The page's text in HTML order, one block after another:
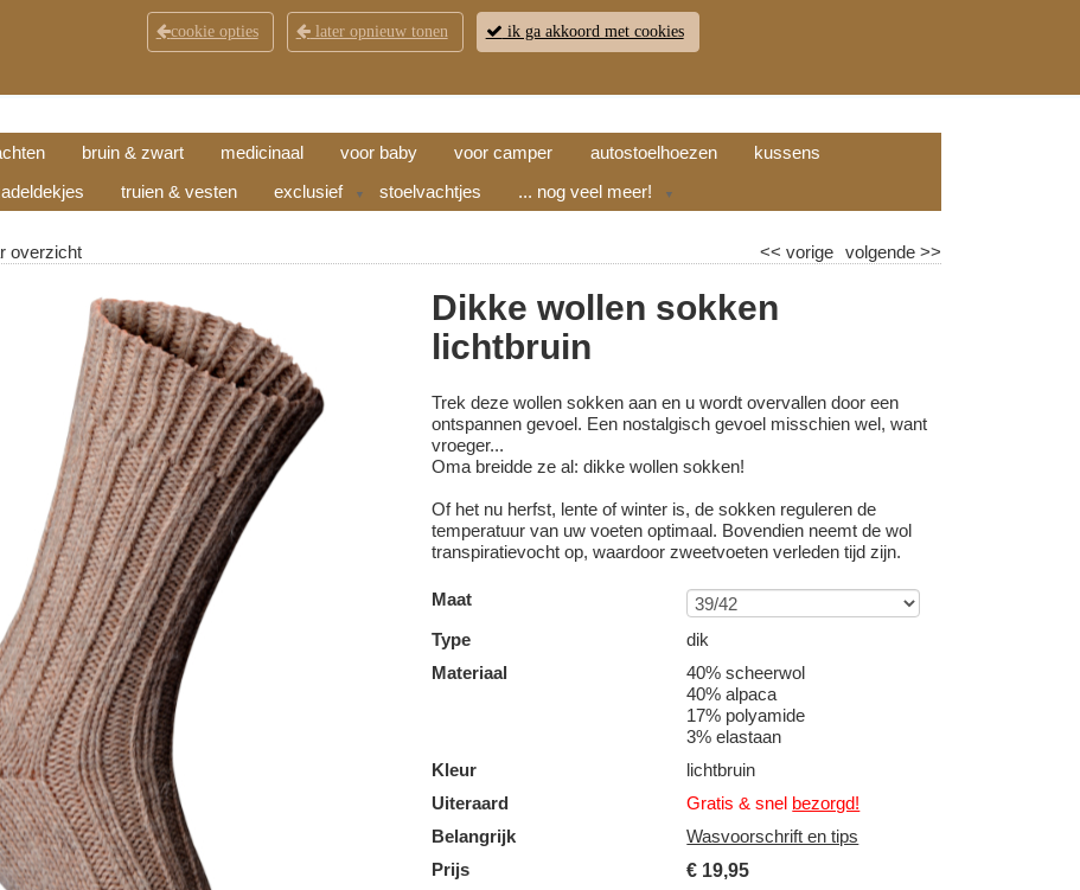
KLANTENSERVICE CONTACT OPENINGSTIJDEN RETOUR WINKELWAGEN (
bruin & zwart medicinaal voor baby voor camper autostoelhoezen
kussens
truien & vesten exclusief ▼ stoelvachtjes ... nog veel meer! ▼
overzicht volgende>>
<< vorige
Dikke wollen sokken
lichtbruin
Trek deze wollen sokken aan en u wordt overvallen door een
ontspannen gevoel. Een nostalgisch gevoel misschien wel, want
vroeger...
Oma breidde ze al: dikke wollen sokken!
Of het nu herfst, lente of winter is, de sokken reguleren de
temperatuur van uw voeten optimaal. Bovendien neemt de wol
transpiratievocht op, waardoor zweetvoeten verleden tijd zijn.
Maat
Type
dik
Materiaal
40% scheerwol
40% alpaca
17% polyamide
3% elastaan
Kleur
lichtbruin
Uiteraard
Gratis & snel bezorgd!
Belangrijk
Wasvoorschrift en tips
Prijs
€ 19,95
cookie opties later opnieuw tonen ik ga akkoord met cookies